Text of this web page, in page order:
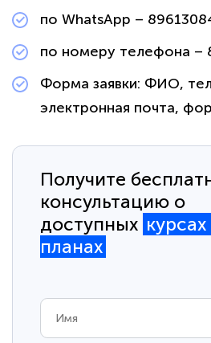
по WhatsApp –
по номеру телефона –
Форма заявки: ФИО,
электронная почта,
Получите
консультацию о
доступных
планах